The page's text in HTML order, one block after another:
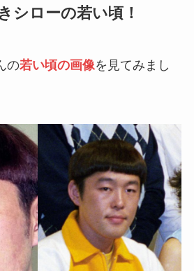
シローの若い頃！
の若い頃の画像を見てみまし